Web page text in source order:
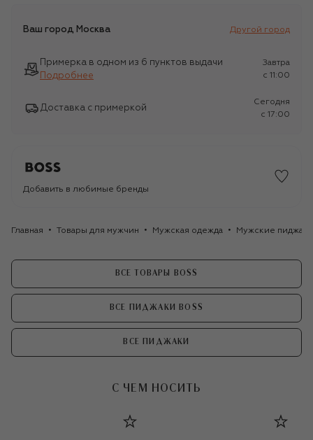
Ваш город Москва Другой город
Примерка в одном из 6 пунктов выдачи
Подробнее
Завтра
c 11:00
Доставка с примеркой
Сегодня
c 17:00
Добавить в любимые бренды
Главная Товары для мужчин Мужская одежда Мужские пиджаки
ВСЕ ТОВАРЫ BOSS
ВСЕ ПИДЖАКИ BOSS
ВСЕ ПИДЖАКИ
С ЧЕМ НОСИТЬ